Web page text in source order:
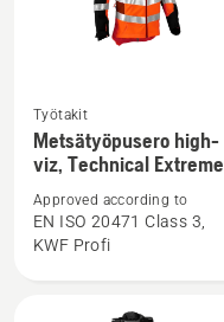
Katso
lisätietoja
tuotteesta
Metsätyöpusero
high-
viz,
Työtakit
Metsätyöpusero high-
viz, Technical Extreme
Approved according to
EN ISO 20471 Class 3,
KWF Profi